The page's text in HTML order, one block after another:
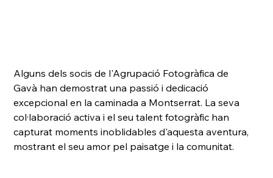
Alguns dels socis de l'Agrupació Fotogràfica de
Gavà han demostrat una passió i dedicació
excepcional en la caminada a Montserrat. La seva
col·laboració activa i el seu talent fotogràfic han
capturat moments inoblidables d'aquesta aventura,
mostrant el seu amor pel paisatge i la comunitat.